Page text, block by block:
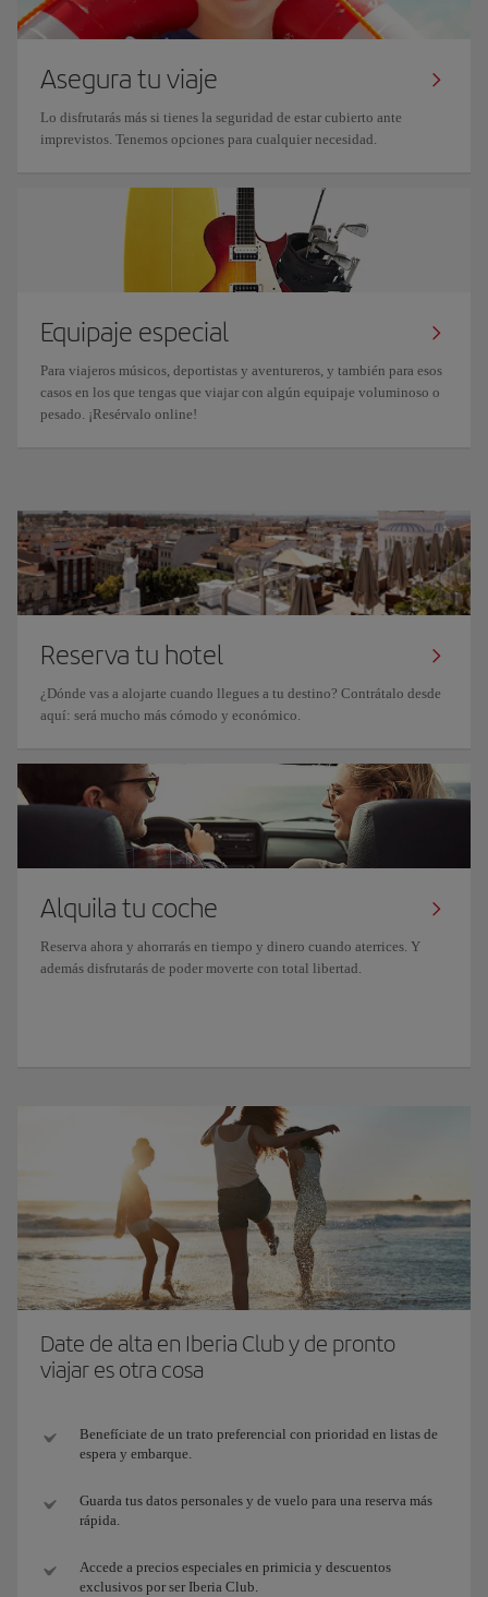
Asegura tu viaje
Lo disfrutarás más si tienes la seguridad de estar cubierto ante
imprevistos. Tenemos opciones para cualquier necesidad.
Equipaje especial
Para viajeros músicos, deportistas y aventureros, y también para esos
casos en los que tengas que viajar con algún equipaje voluminoso o
pesado. ¡Resérvalo online!
Reserva tu hotel
¿Dónde vas a alojarte cuando llegues a tu destino? Contrátalo desde
aquí: será mucho más cómodo y económico.
Alquila tu coche
Reserva ahora y ahorrarás en tiempo y dinero cuando aterrices. Y
además disfrutarás de poder moverte con total libertad.
Date de alta en Iberia Club y de pronto
viajar es otra cosa
Benefíciate de un trato preferencial con prioridad en listas de
espera y embarque.
Guarda tus datos personales y de vuelo para una reserva más
rápida.
Accede a precios especiales en primicia y descuentos
exclusivos por ser Iberia Club.